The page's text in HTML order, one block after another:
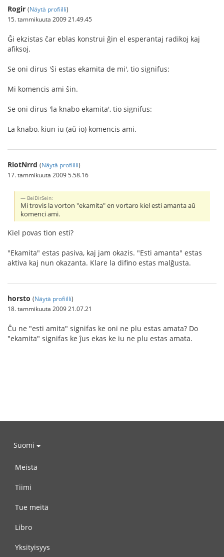
Rogir (Näytä profiilli)
15. tammikuuta 2009 21.49.45
Ĝi ekzistas ĉar eblas konstrui ĝin el esperantaj radikoj kaj
afiksoj.
Se oni dirus 'ŝi estas ekamita de mi', tio signifus:
Mi komencis ami ŝin.
Se oni dirus 'la knabo ekamita', tio signifus:
La knabo, kiun iu (aŭ io) komencis ami.
RiotNrrd (Näytä profiilli)
17. tammikuuta 2009 5.58.16
BeiDirSein:
Mi trovis la vorton "ekamita" en vortaro kiel esti amanta aŭ
komenci ami.
Kiel povas tion esti?
"Ekamita" estas pasiva, kaj jam okazis. "Esti amanta" estas
aktiva kaj nun okazanta. Klare la difino estas malĝusta.
horsto (Näytä profiilli)
18. tammikuuta 2009 21.07.21
Ĉu ne "esti amita" signifas ke oni ne plu estas amata? Do
"ekamita" signifas ke ĵus ekas ke iu ne plu estas amata.
Suomi
Meistä
Tiimi
Tue meitä
Libro
Yksityisyys